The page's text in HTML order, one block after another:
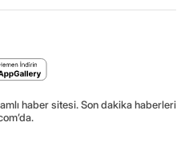
haber sitesi. Son dakika haberleri